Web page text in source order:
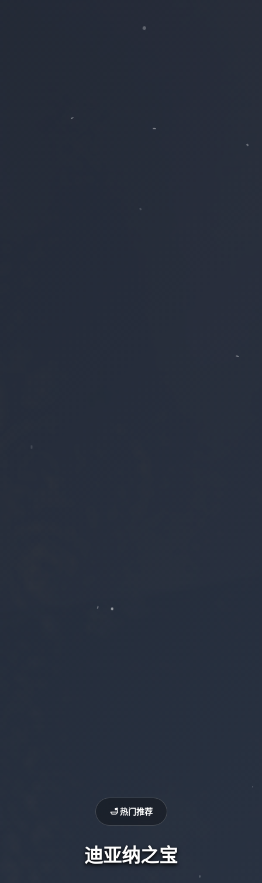
🛁 热门推荐
迪亚纳之宝